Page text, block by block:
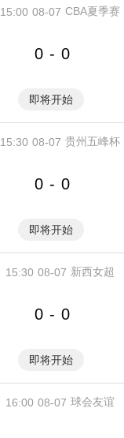
08-07
15:00 CBA夏季赛
0 - 0
即将开始
08-07
15:30 贵州五峰杯
0 - 0
即将开始
08-07
15:30 新西女超
0 - 0
即将开始
08-07
16:00 球会友谊